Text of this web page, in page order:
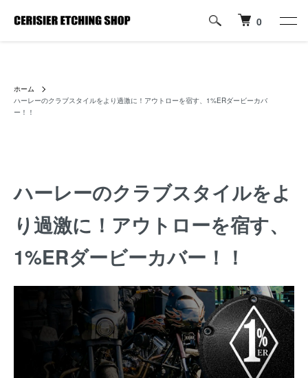
0
ホーム
ハーレーのクラブスタイルをより過激に！アウトローを宿す、1%ERダービーカバ
ー！！
ハーレーのクラブスタイルをよ
り過激に！アウトローを宿す、
1%ERダービーカバー！！